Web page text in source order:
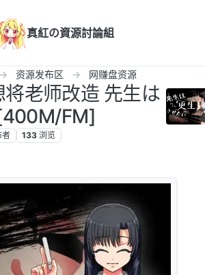
真紅の資源討論組
资源发布区 网赚盘资源
老师改造 先生は
FM]
者 133 浏览